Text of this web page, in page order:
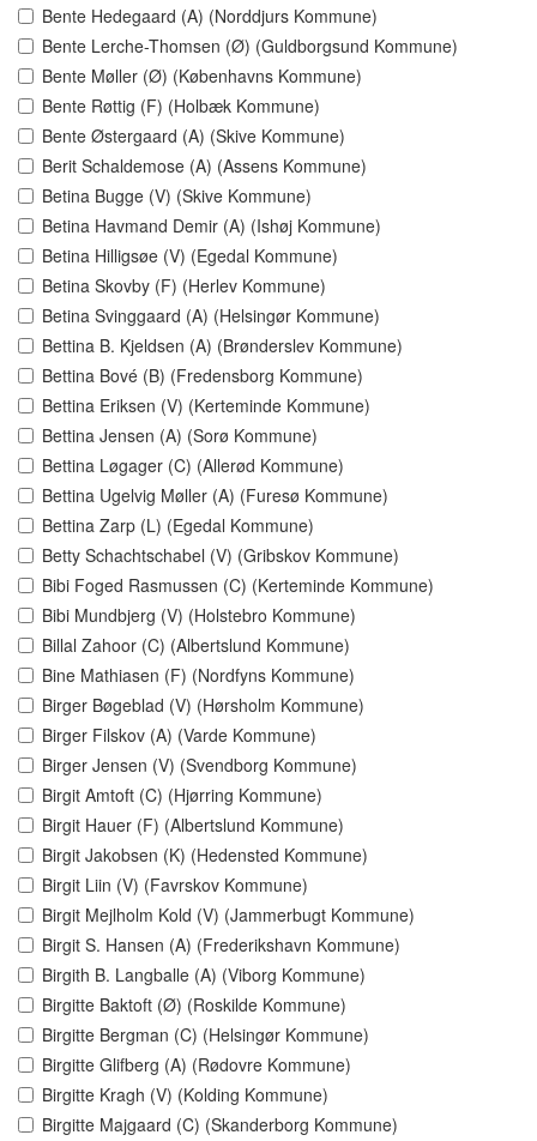
Bente Hedegaard (A) (Norddjurs Kommune)
Bente Lerche-Thomsen (Ø) (Guldborgsund Kommune)
Bente Møller (Ø) (Københavns Kommune)
Bente Røttig (F) (Holbæk Kommune)
Bente Østergaard (A) (Skive Kommune)
Berit Schaldemose (A) (Assens Kommune)
Betina Bugge (V) (Skive Kommune)
Betina Havmand Demir (A) (Ishøj Kommune)
Betina Hilligsøe (V) (Egedal Kommune)
Betina Skovby (F) (Herlev Kommune)
Betina Svinggaard (A) (Helsingør Kommune)
Bettina B. Kjeldsen (A) (Brønderslev Kommune)
Bettina Bové (B) (Fredensborg Kommune)
Bettina Eriksen (V) (Kerteminde Kommune)
Bettina Jensen (A) (Sorø Kommune)
Bettina Løgager (C) (Allerød Kommune)
Bettina Ugelvig Møller (A) (Furesø Kommune)
Bettina Zarp (L) (Egedal Kommune)
Betty Schachtschabel (V) (Gribskov Kommune)
Bibi Foged Rasmussen (C) (Kerteminde Kommune)
Bibi Mundbjerg (V) (Holstebro Kommune)
Billal Zahoor (C) (Albertslund Kommune)
Bine Mathiasen (F) (Nordfyns Kommune)
Birger Bøgeblad (V) (Hørsholm Kommune)
Birger Filskov (A) (Varde Kommune)
Birger Jensen (V) (Svendborg Kommune)
Birgit Amtoft (C) (Hjørring Kommune)
Birgit Hauer (F) (Albertslund Kommune)
Birgit Jakobsen (K) (Hedensted Kommune)
Birgit Liin (V) (Favrskov Kommune)
Birgit Mejlholm Kold (V) (Jammerbugt Kommune)
Birgit S. Hansen (A) (Frederikshavn Kommune)
Birgith B. Langballe (A) (Viborg Kommune)
Birgitte Baktoft (Ø) (Roskilde Kommune)
Birgitte Bergman (C) (Helsingør Kommune)
Birgitte Glifberg (A) (Rødovre Kommune)
Birgitte Kragh (V) (Kolding Kommune)
Birgitte Majgaard (C) (Skanderborg Kommune)